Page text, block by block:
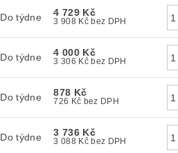
Do týdne 4 729 Kč
3 908 Kč bez DPH
Do týdne 4 000 Kč
3 306 Kč bez DPH
Do týdne 878 Kč
726 Kč bez DPH
Do týdne 3 736 Kč
3 088 Kč bez DPH